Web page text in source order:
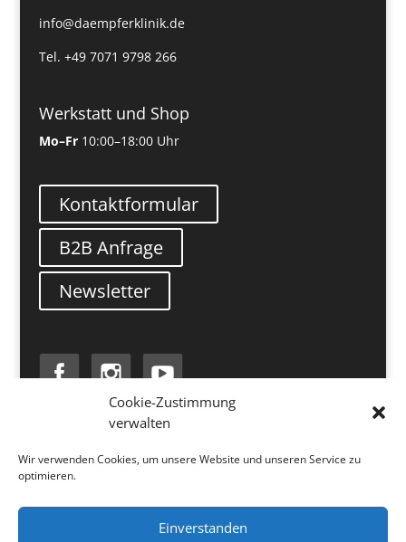
Cookie-Zustimmung
verwalten
Wir verwenden Cookies, um unsere Website und unseren Service zu
optimieren.
Einverstanden
info@daempferklinik.de
Tel. +49 7071 9798 266
Werkstatt und Shop
Mo–Fr10:00–18:00 Uhr
Kontaktformular
B2B Anfrage
Newsletter